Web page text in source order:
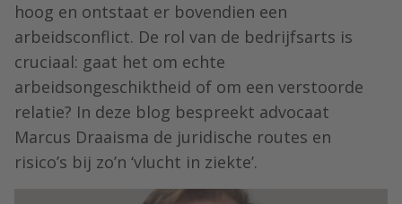
hoog en ontstaat er bovendien een
arbeidsconflict. De rol van de bedrijfsarts is
cruciaal: gaat het om echte
arbeidsongeschiktheid of om een verstoorde
relatie? In deze blog bespreekt advocaat
Marcus Draaisma de juridische routes en
risico’s bij zo’n ‘vlucht in ziekte’.